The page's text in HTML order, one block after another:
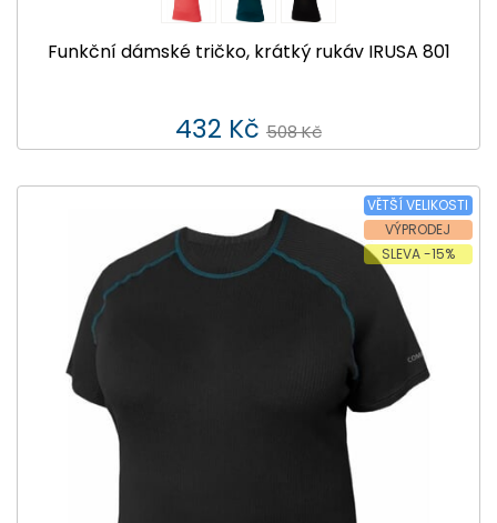
Funkční dámské tričko, krátký rukáv IRUSA 801
432 Kč 508 Kč
VĚTŠÍ VELIKOSTI
VÝPRODEJ
SLEVA -15%